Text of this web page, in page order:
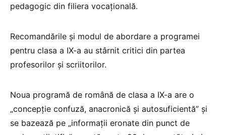
pedagogic din filiera vocațională.
Recomandările și modul de abordare a programei
pentru clasa a IX-a au stârnit critici din partea
profesorilor și scriitorilor.
Noua programă de română de clasa a IX-a are o
„concepție confuză, anacronică și autosuficientă” și
se bazează pe „informații eronate din punct de